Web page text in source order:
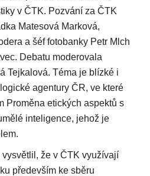
v ČTK. Pozvání za ČTK
Matesová Marková,
a šéf fotobanky Petr Mlch
Debatu moderovala
Tejkalová. Téma je blízké i
agentury ČR, ve které
Proměna etických aspektů s
inteligence, jehož je
že v ČTK využívají
především ke sběru